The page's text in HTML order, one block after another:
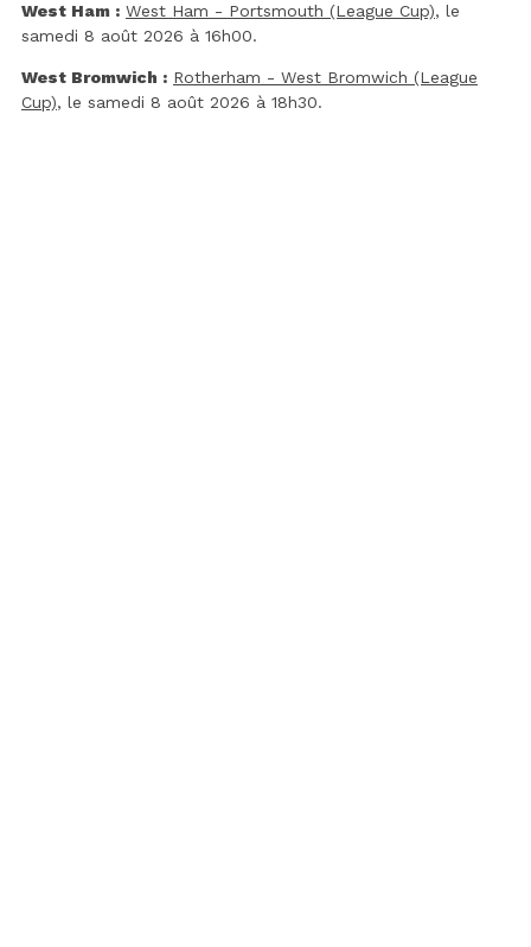
West Ham : West Ham - Portsmouth (League Cup), le
samedi 8 août 2026 à 16h00.
West Bromwich : Rotherham - West Bromwich (League
Cup), le samedi 8 août 2026 à 18h30.